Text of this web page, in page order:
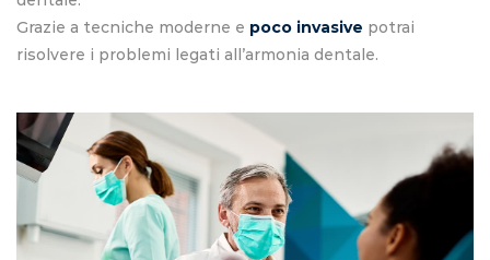
Grazie a tecniche moderne e poco invasive potrai
risolvere i problemi legati all’armonia dentale.